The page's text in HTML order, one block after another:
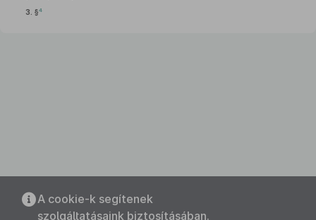
3. §4
A cookie-k segítenek
szolgáltatásaink biztosításában.